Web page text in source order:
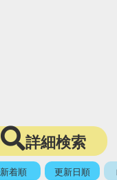
詳細検索
新着順 更新日順